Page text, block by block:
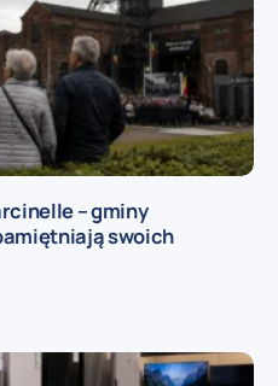
– gminy
swoich